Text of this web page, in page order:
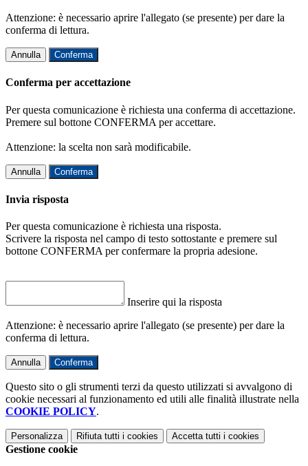
Attenzione: è necessario aprire l'allegato (se presente) per dare la
conferma di lettura.
Annulla Conferma
Conferma per accettazione
Per questa comunicazione è richiesta una conferma di accettazione.
Premere sul bottone CONFERMA per accettare.
Attenzione: la scelta non sarà modificabile.
Annulla Conferma
Invia risposta
Per questa comunicazione è richiesta una risposta.
Scrivere la risposta nel campo di testo sottostante e premere sul
bottone CONFERMA per confermare la propria adesione.
Inserire qui la risposta
Attenzione: è necessario aprire l'allegato (se presente) per dare la
conferma di lettura.
Annulla Conferma
Questo sito o gli strumenti terzi da questo utilizzati si avvalgono di
cookie necessari al funzionamento ed utili alle finalità illustrate nella
COOKIE POLICY.
Personalizza Rifiuta tutti i cookies Accetta tutti i cookies
Gestione cookie